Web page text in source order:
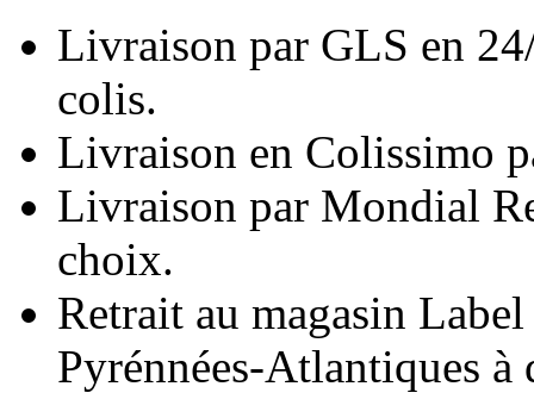
Livraison par GLS en
colis.
Livraison en Colissimo
Livraison par Mondial
choix.
Retrait au magasin
Pyrénnées-Atlantiques à